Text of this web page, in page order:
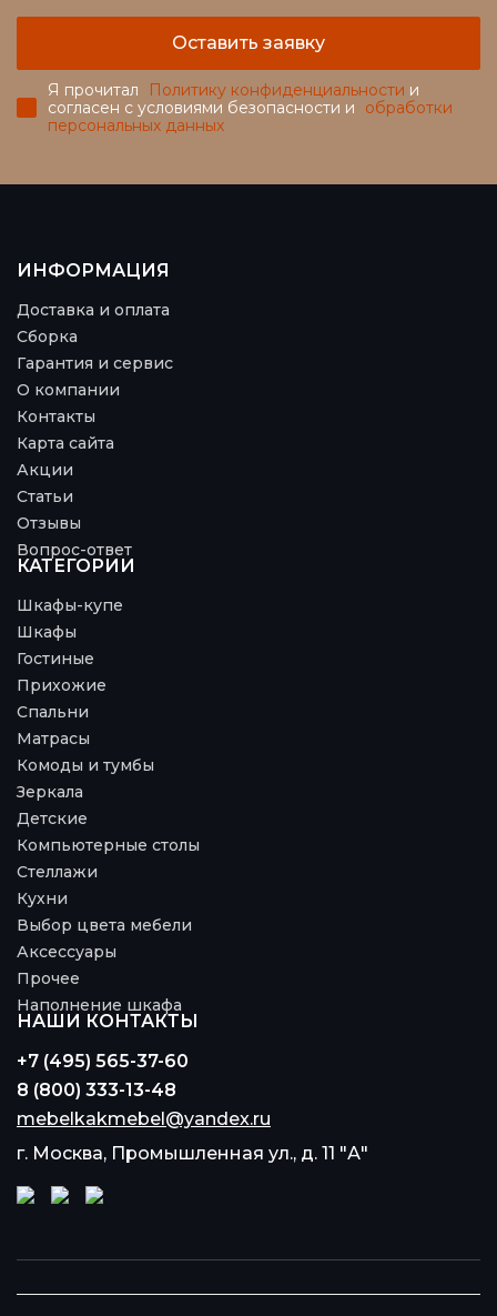
Оставить заявку
Я прочитал Политику конфиденциальности и
согласен с условиями безопасности и
обработки
персональных данных
ИНФОРМАЦИЯ
Доставка и оплата
Сборка
Гарантия и сервис
О компании
Контакты
Карта сайта
Акции
Статьи
Отзывы
Вопрос-ответ
КАТЕГОРИИ
Шкафы-купе
Шкафы
Гостиные
Прихожие
Спальни
Матрасы
Комоды и тумбы
Зеркала
Детские
Компьютерные столы
Стеллажи
Кухни
Выбор цвета мебели
Аксессуары
Прочее
Наполнение шкафа
НАШИ КОНТАКТЫ
+7 (495) 565-37-60
8 (800) 333-13-48
mebelkakmebel@yandex.ru
г. Москва, Промышленная ул., д. 11 "А"